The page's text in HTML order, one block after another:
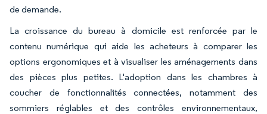
de demande.
La croissance du bureau à domicile est renforcée par le
contenu numérique qui aide les acheteurs à comparer les
options ergonomiques et à visualiser les aménagements dans
des pièces plus petites. L'adoption dans les chambres à
coucher de fonctionnalités connectées, notamment des
sommiers réglables et des contrôles environnementaux,